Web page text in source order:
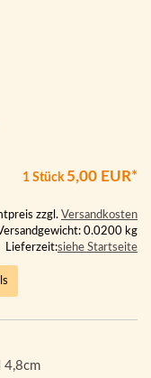
1 Stück 5,00 EUR*
zzgl. Versandkosten
0.0200 kg
Lieferzeit:siehe Startseite